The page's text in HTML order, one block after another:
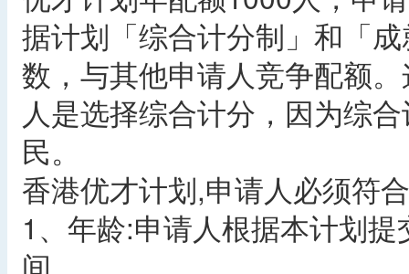
据计划「综合计分制」和「
数，与其他申请人竞争配额
人是选择综合计分，因为综
民。
香港优才计划,申请人必须符
1、年龄:申请人根据本计划
间。